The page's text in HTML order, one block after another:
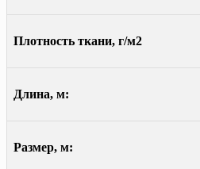
Плотность ткани, г/м2
Длина, м:
Размер, м: